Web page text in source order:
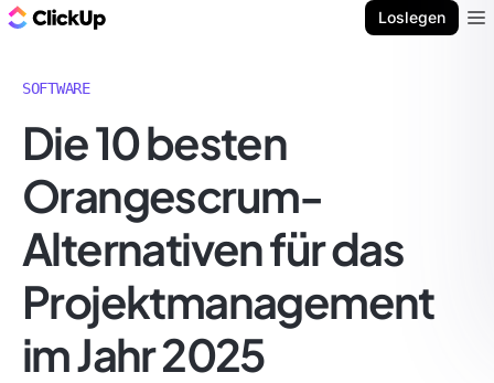
Loslegen
SOFTWARE
Die 10 besten
Orangescrum-
Alternativen für das
Projektmanagement
im Jahr 2025